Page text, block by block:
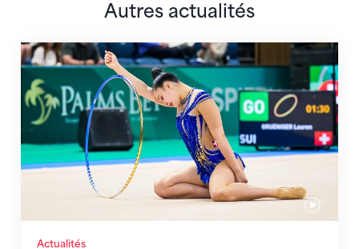
Autres actualités
Actualités
Prochaine étape : les Championnats du monde